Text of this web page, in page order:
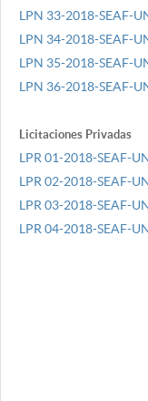
LPN 33-2018-SEAF-
LPN 34-2018-SEAF-
LPN 35-2018-SEAF-
LPN 36-2018-SEAF-
Licitaciones Privadas
LPR 01-2018-SEAF-
LPR 02-2018-SEAF-
LPR 03-2018-SEAF-
LPR 04-2018-SEAF-